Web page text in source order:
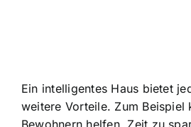
Ein intelligentes Haus bietet
weitere Vorteile. Zum Beispiel
Bewohnern helfen, Zeit zu